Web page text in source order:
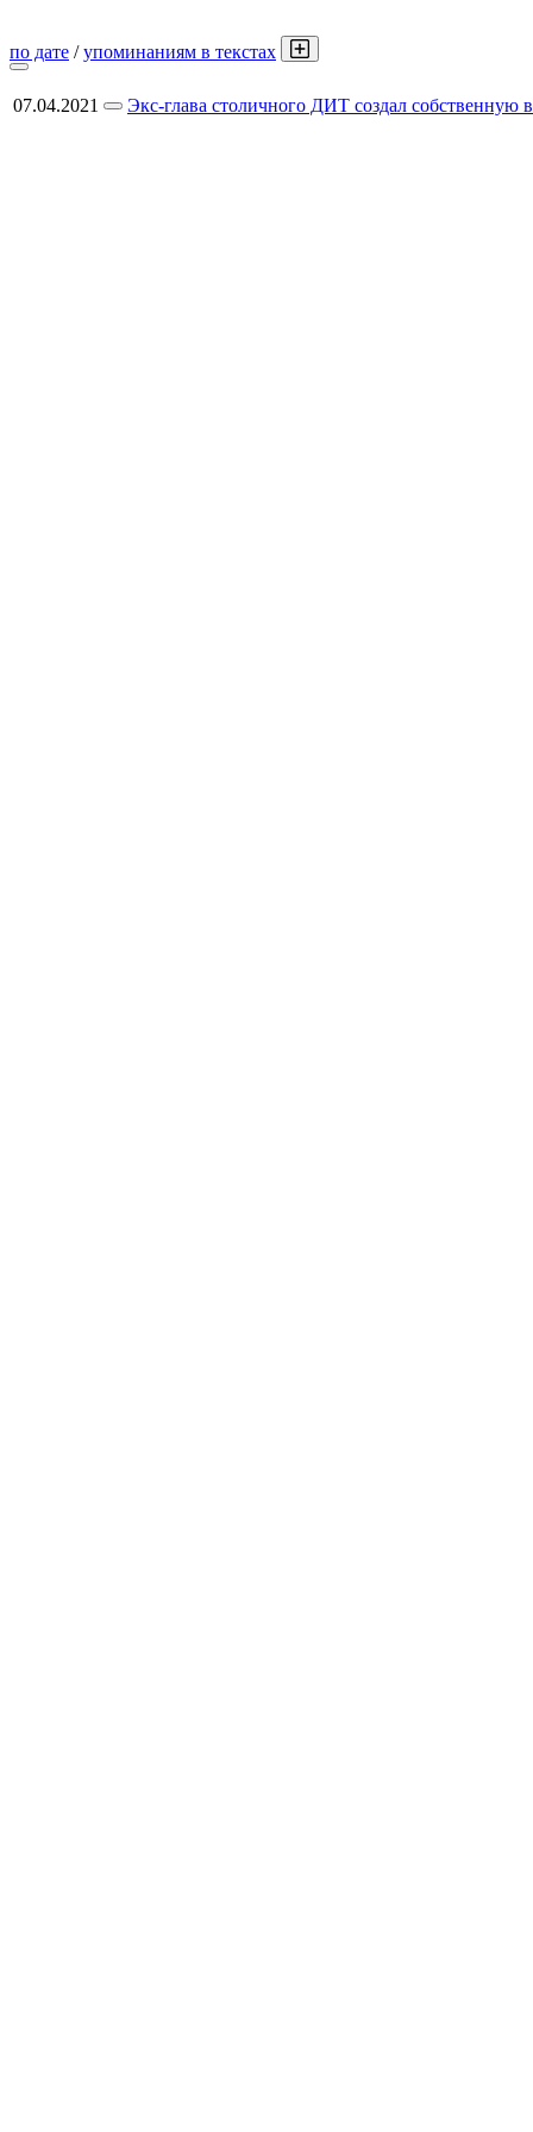
по дате /упоминаниям в текстах
07.04.2021 Экс-глава столичного ДИТ создал